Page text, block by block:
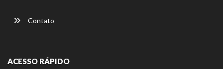
Contato
ACESSO RÁPIDO